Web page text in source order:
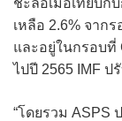
เหลือ 2.6% จาก
และอยู่ในกรอบที่
ไปปี 2565 IMF ป
“โดยรวม ASPS